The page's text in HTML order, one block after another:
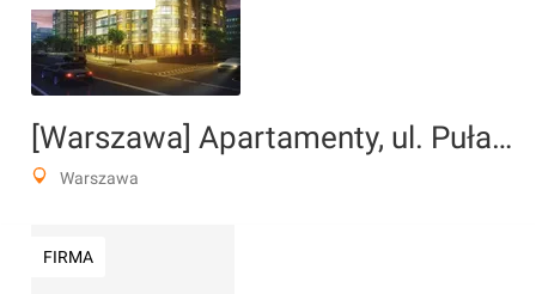
[Warszawa] Apartamenty, ul. Puławska
Warszawa
FIRMA